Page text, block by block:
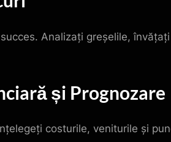
Analizați greșelile,
și Prognozare
costurile, veniturile și